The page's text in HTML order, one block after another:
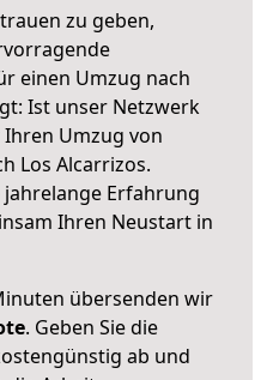
zu geben,
einen Umzug nach
Ist unser Netzwerk
Umzug von
Los Alcarrizos.
Erfahrung
Ihren Neustart in
übersenden wir
. Geben Sie die
ab und